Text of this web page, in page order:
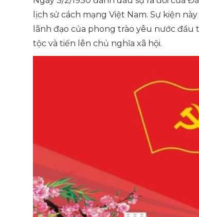
lịch sử cách mạng Việt Nam. Sự kiện
lãnh đạo của phong trào yêu nước đầu
tộc và tiến lên chủ nghĩa xã hội.